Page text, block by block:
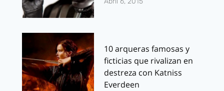
10 arqueras famosas y
ficticias que rivalizan en
destreza con Katniss
Everdeen